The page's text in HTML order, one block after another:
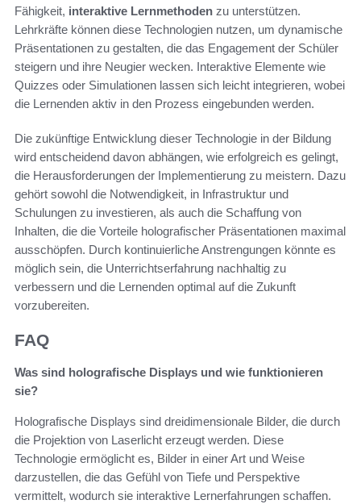
Fähigkeit, interaktive Lernmethoden zu unterstützen.
Lehrkräfte können diese Technologien nutzen, um dynamische
Präsentationen zu gestalten, die das Engagement der Schüler
steigern und ihre Neugier wecken. Interaktive Elemente wie
Quizzes oder Simulationen lassen sich leicht integrieren, wobei
die Lernenden aktiv in den Prozess eingebunden werden.
Die zukünftige Entwicklung dieser Technologie in der Bildung
wird entscheidend davon abhängen, wie erfolgreich es gelingt,
die Herausforderungen der Implementierung zu meistern. Dazu
gehört sowohl die Notwendigkeit, in Infrastruktur und
Schulungen zu investieren, als auch die Schaffung von
Inhalten, die die Vorteile holografischer Präsentationen maximal
ausschöpfen. Durch kontinuierliche Anstrengungen könnte es
möglich sein, die Unterrichtserfahrung nachhaltig zu
verbessern und die Lernenden optimal auf die Zukunft
vorzubereiten.
FAQ
Was sind holografische Displays und wie funktionieren
sie?
Holografische Displays sind dreidimensionale Bilder, die durch
die Projektion von Laserlicht erzeugt werden. Diese
Technologie ermöglicht es, Bilder in einer Art und Weise
darzustellen, die das Gefühl von Tiefe und Perspektive
vermittelt, wodurch sie interaktive Lernerfahrungen schaffen.